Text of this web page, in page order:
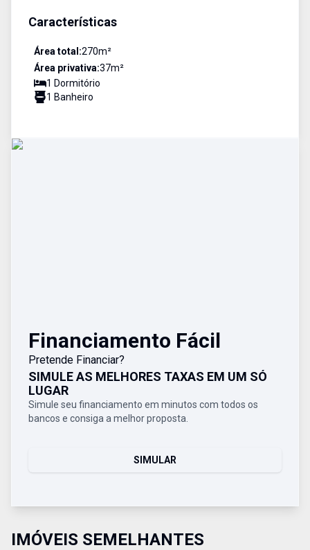
Características
Área total:270m²
Área privativa:37m²
1 Dormitório
1 Banheiro
Financiamento Fácil
Pretende Financiar?
SIMULE AS MELHORES TAXAS EM UM SÓ
LUGAR
Simule seu financiamento em minutos com todos os
bancos e consiga a melhor proposta.
SIMULAR
IMÓVEIS SEMELHANTES